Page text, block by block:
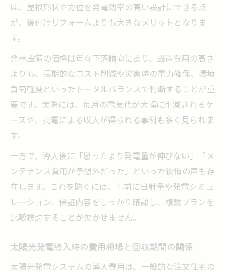
は、屋根形状や方位を発電効率の高い設計にできる点
が、後付けリフォームよりも大きなメリットとなりま
す。
発電設備の価格は年々下落傾向にあり、設置費用の高さ
よりも、長期的なコスト削減や災害時の電力確保、環境
負荷軽減といったトータルバランスで判断することが重
要です。実際には、毎月の電気代が大幅に削減されるケ
ースや、売電による収入が得られる事例も多く見られま
す。
一方で、導入後に「思ったより発電量が伸びない」「メ
ンテナンス費用が予想外だった」といった後悔の声も存
在します。これを防ぐには、事前に日射量や発電シミュ
レーション、保証内容をしっかり確認し、複数プランを
比較検討することが欠かせません。
太陽光発電導入時の費用相場と回収期間の関係
太陽光発電システムの導入費用は、一般的な注文住宅の